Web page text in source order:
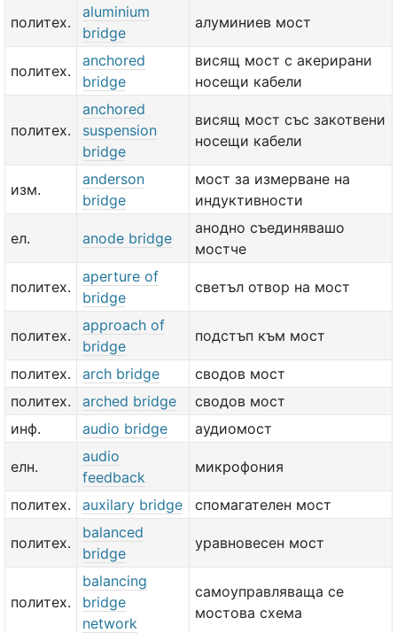
политех.
aluminium
bridge
алуминиев мост
политех.
anchored
bridge
висящ мост с акерирани
носещи кабели
политех.
anchored
suspension
bridge
висящ мост със закотвени
носещи кабели
изм.
anderson
bridge
мост за измерване на
индуктивности
ел. anode bridge
анодно съединявашо
мостче
политех.
aperture of
bridge
светъл отвор на мост
политех.
approach of
bridge
подстъп към мост
политех. arch bridge
сводов мост
политех.
arched bridge
сводов мост
инф.
audio bridge аудиомост
елн.
audio
feedback
микрофония
политех. auxilary bridge спомагателен мост
политех.
balanced
bridge
уравновесен мост
политех.
balancing
bridge
network
самоуправляваща се
мостова схема